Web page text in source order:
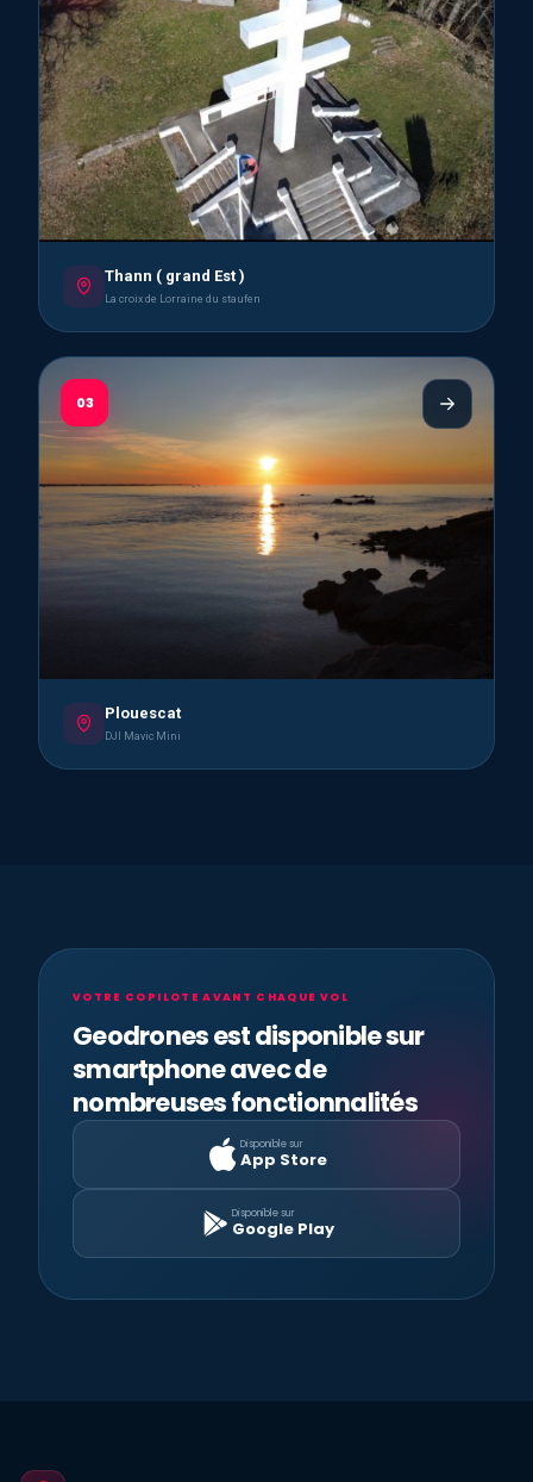
Thann ( grand Est )
La croix de Lorraine du staufen
03
Plouescat
DJI Mavic Mini
VOTRE COPILOTE AVANT CHAQUE VOL
Geodrones est disponible sur
smartphone avec de
nombreuses fonctionnalités
Disponible sur
App Store
Disponible sur
Google Play